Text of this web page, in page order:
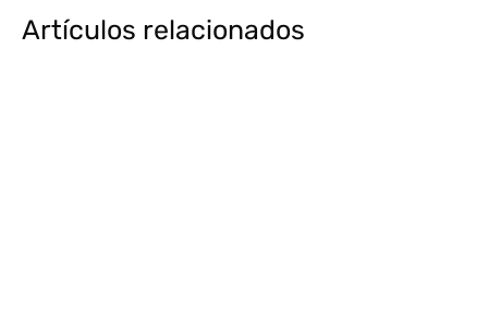
Artículos relacionados